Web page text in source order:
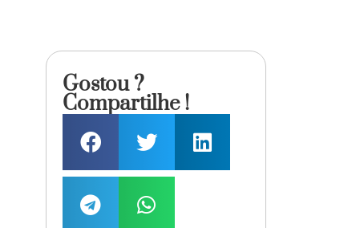
Gostou ?
Compartilhe !